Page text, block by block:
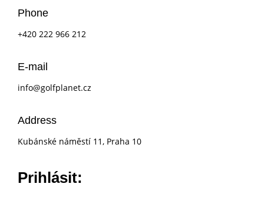
Phone
+420 222 966 212
E-mail
info@golfplanet.cz
Address
Kubánské náměstí 11, Praha 10
Prihlásit: